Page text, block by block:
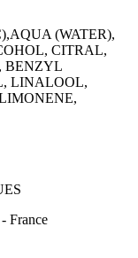
(WATER),
CITRAL,
BENZYL
LINALOOL,
France